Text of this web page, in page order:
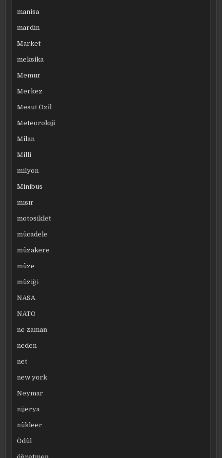
manisa
mardin
Market
meksika
Memur
Merkez
Mesut Özil
Meteoroloji
Milan
Milli
milyon
Minibüs
mısır
motosiklet
mücadele
müzakere
müze
müziği
NASA
NATO
ne zaman
neden
net
new york
Neymar
nijerya
nükleer
Ödül